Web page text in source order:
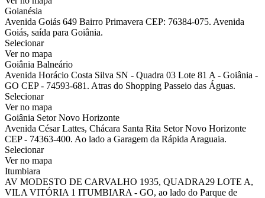
Goianésia
Avenida Goiás 649 Bairro Primavera CEP: 76384-075. Avenida
Goiás, saída para Goiânia.
Selecionar
Ver no mapa
Goiânia Balneário
Avenida Horácio Costa Silva SN - Quadra 03 Lote 81 A - Goiânia -
GO CEP - 74593-681. Atras do Shopping Passeio das Águas.
Selecionar
Ver no mapa
Goiânia Setor Novo Horizonte
Avenida César Lattes, Chácara Santa Rita Setor Novo Horizonte
CEP - 74363-400. Ao lado a Garagem da Rápida Araguaia.
Selecionar
Ver no mapa
Itumbiara
AV MODESTO DE CARVALHO 1935, QUADRA29 LOTE A,
VILA VITÓRIA 1 ITUMBIARA - GO, ao lado do Parque de